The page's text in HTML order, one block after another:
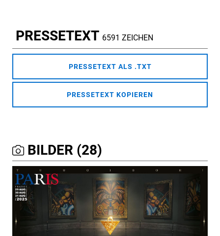
PRESSETEXT 6591 ZEICHEN
PRESSETEXT ALS .TXT
PRESSETEXT KOPIEREN
BILDER (28)